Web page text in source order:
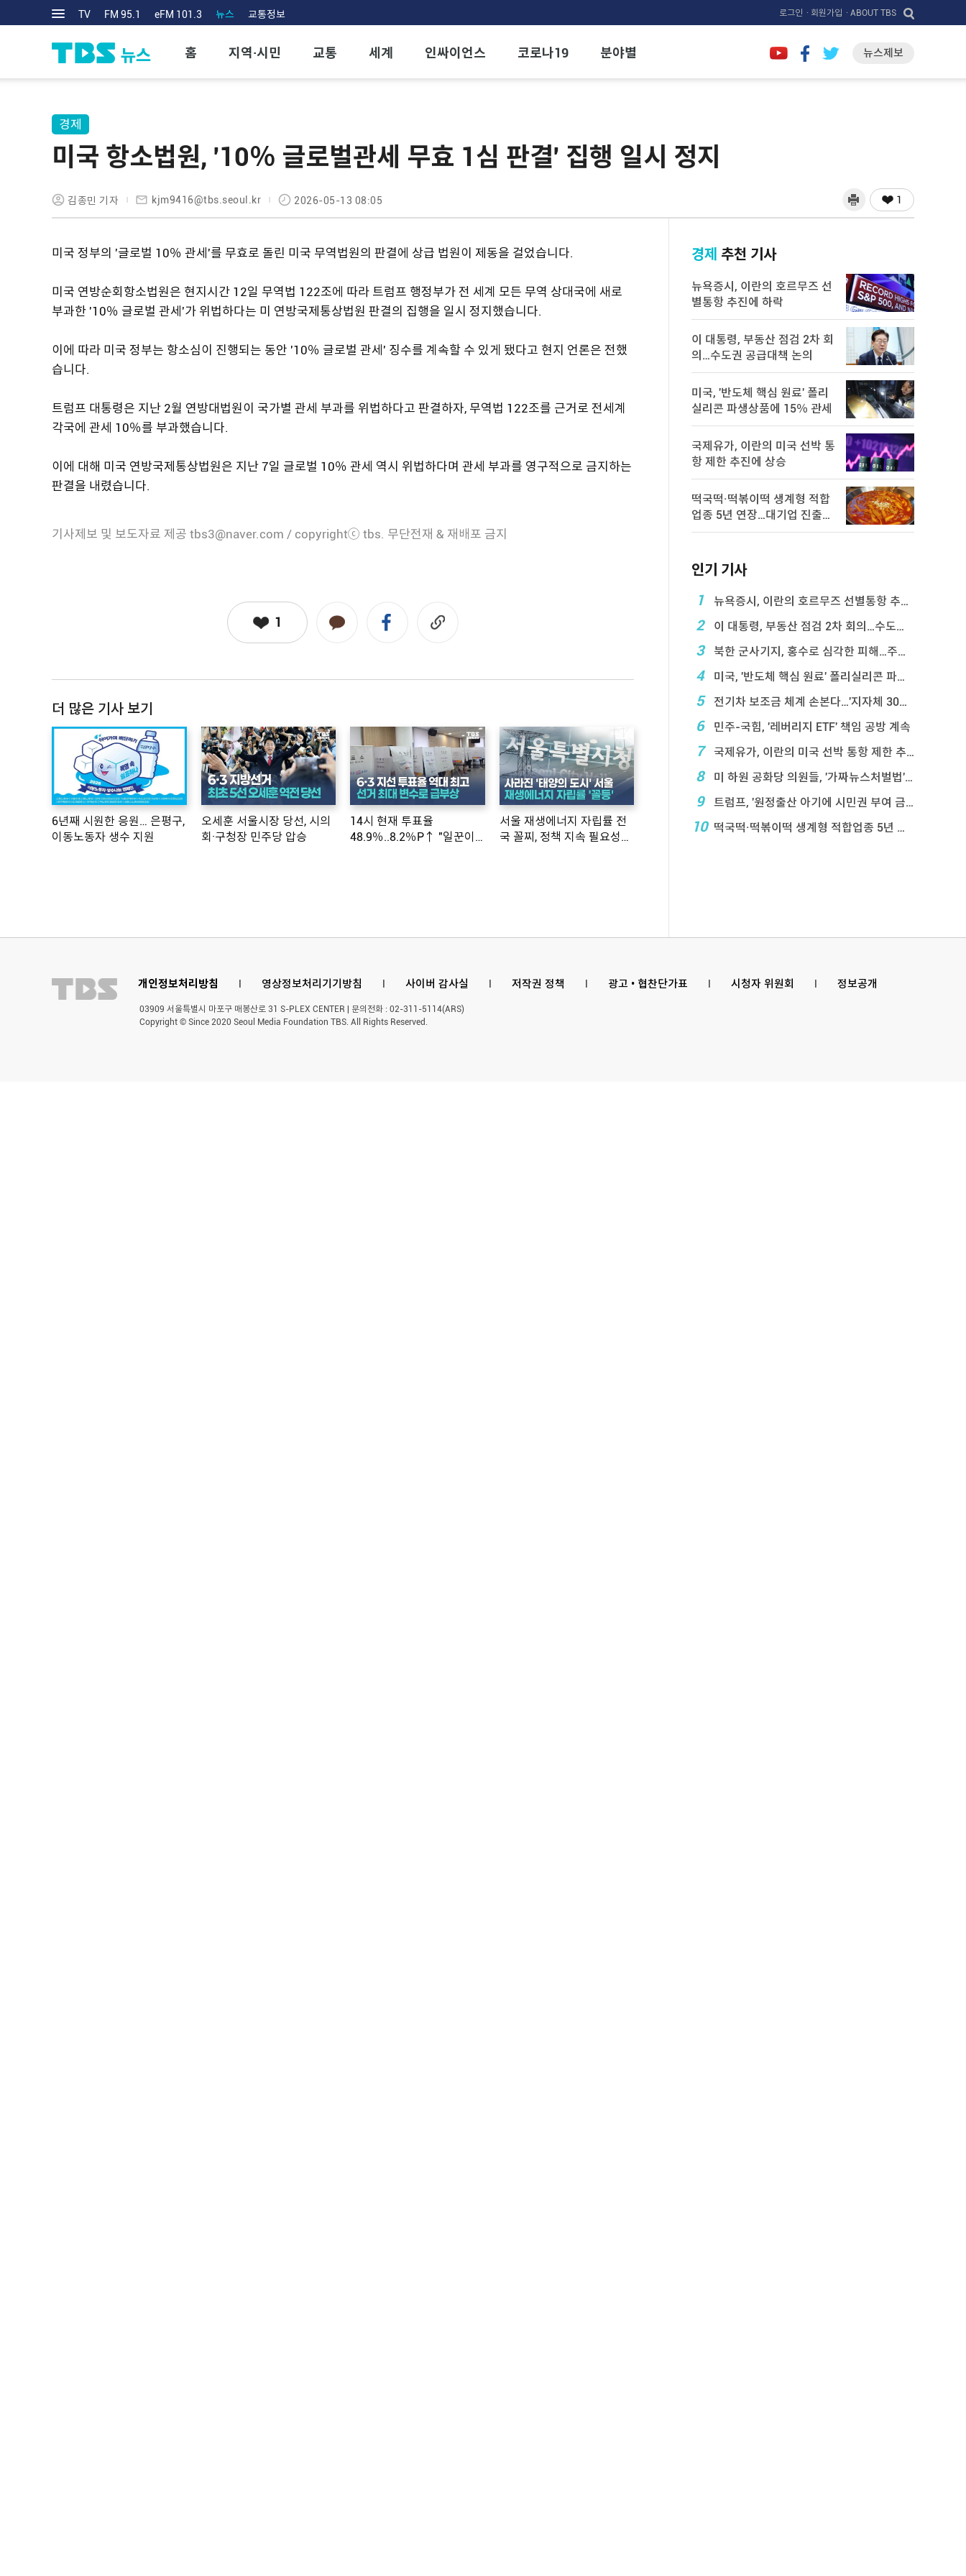
TV FM 95.1 eFM 101.3 뉴스 교통정보 로그인 · 회원가입 · ABOUT TBS
홈 지역·시민 교통 세계 인싸이언스 코로나19 분야별 뉴스제보
경제
미국 항소법원, '10％ 글로벌관세 무효 1심 판결' 집행 일시 정지
김종민 기자 kjm9416@tbs.seoul.kr 2026-05-13 08:05 1
미국 정부의 '글로벌 10％ 관세'를 무효로 돌린 미국 무역법원의 판결에 상급 법원이 제동을 걸었습니다.
미국 연방순회항소법원은 현지시간 12일 무역법 122조에 따라 트럼프 행정부가 전 세계 모든 무역 상대국에 새로
부과한 '10％ 글로벌 관세'가 위법하다는 미 연방국제통상법원 판결의 집행을 일시 정지했습니다.
이에 따라 미국 정부는 항소심이 진행되는 동안 '10％ 글로벌 관세' 징수를 계속할 수 있게 됐다고 현지 언론은 전했
습니다.
트럼프 대통령은 지난 2월 연방대법원이 국가별 관세 부과를 위법하다고 판결하자, 무역법 122조를 근거로 전세계
각국에 관세 10％를 부과했습니다.
이에 대해 미국 연방국제통상법원은 지난 7일 글로벌 10％ 관세 역시 위법하다며 관세 부과를 영구적으로 금지하는
판결을 내렸습니다.
기사제보 및 보도자료 제공 tbs3@naver.com / copyrightⓒ tbs. 무단전재 & 재배포 금지
1
더 많은 기사 보기
6년째 시원한 응원… 은평구,
이동노동자 생수 지원
오세훈 서울시장 당선, 시의
회·구청장 민주당 압승
14시 현재 투표율
48.9％..8.2％P↑ "일꾼이
서울 재생에너지 자립률 전
국 꼴찌, 정책 지속 필요성
경제 추천 기사
뉴욕증시, 이란의 호르무즈 선
별통항 추진에 하락
이 대통령, 부동산 점검 2차 회
의…수도권 공급대책 논의
미국, '반도체 핵심 원료' 폴리
실리콘 파생상품에 15％ 관세
국제유가, 이란의 미국 선박 통
항 제한 추진에 상승
떡국떡·떡볶이떡 생계형 적합
업종 5년 연장…대기업 진출
제한
인기 기사
1
뉴욕증시, 이란의 호르무즈 선별통항 추진에 하락
2 이 대통령, 부동산 점검 2차 회의…수도권 공급대책 ...
3 북한 군사기지, 홍수로 심각한 피해…주택 수백채 파괴
4 미국, '반도체 핵심 원료' 폴리실리콘 파생상품에 ...
5 전기차 보조금 체계 손본다…'지자체 30％ 매칭' ...
6 민주-국힘, '레버리지 ETF' 책임 공방 계속
7 국제유가, 이란의 미국 선박 통항 제한 추진에 상승
8 미 하원 공화당 의원들, '가짜뉴스처벌법' 항의 서한
9 트럼프, '원정출산 아기에 시민권 부여 금지' 행정 ...
10 떡국떡·떡볶이떡 생계형 적합업종 5년 연장…대기업 ...
개인정보처리방침 l 영상정보처리기기방침 l 사이버 감사실 l 저작권 정책 l 광고 • 협찬단가표 l 시청자 위원회 l 정보공개
03909 서울특별시 마포구 매봉산로 31 S-PLEX CENTER | 문의전화 : 02-311-5114(ARS)
Copyright © Since 2020 Seoul Media Foundation TBS. All Rights Reserved.